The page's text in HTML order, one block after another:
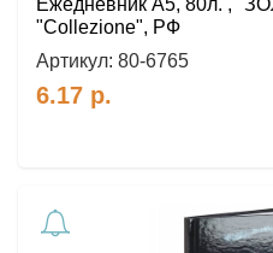
Ежедневник А5, 80л. ,
"Collezione", РФ
Артикул: 80-6765
6.17 р.